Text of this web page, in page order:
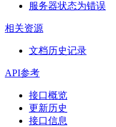
服务器状态为错误
相关资源
文档历史记录
API参考
接口概览
更新历史
接口信息